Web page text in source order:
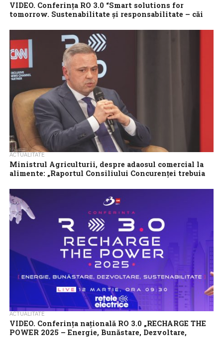
VIDEO. Conferința RO 3.0 “Smart solutions for
tomorrow. Sustenabilitate și responsabilitate – căi
Conferința națională RO 3.0 “Smart solutions for tomorrow.
Sustenabilitate și responsabilitate – căi sigure pentru o
dezvoltare durabilă și prosperă” va avea loc marți,...
ACTUALITATE
Ministrul Agriculturii, despre adaosul comercial la
alimente: „Raportul Consiliului Concurenței trebuia
Ministrul Agriculturii, Florin Barbu, a vorbit miercuri, la
Conferința Națională „TASTE THE FUTURE 2025 – AGRI-FOOD
& RETAIL SUMMIT”, organizată de Antena...
ACTUALITATE
VIDEO. Conferința națională RO 3.0 „RECHARGE THE
POWER 2025 – Energie, Bunăstare, Dezvoltare,